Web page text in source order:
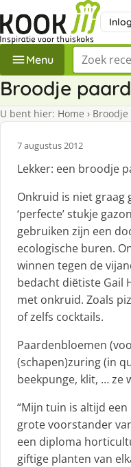
Menu Zoek een
Broodje
U bent hier: Home ›
7 augustus 2012
Lekker: een broodje
Onkruid is niet graag
‘perfecte’ stukje
gebruiken zijn een
ecologische buren.
winnen tegen de
bedacht diëtiste Gail
met onkruid. Zoals
of zelfs cocktails.
Paardenbloemen
(schapen)zuring (in
beekpunge, klit, … ze
“Mijn tuin is altijd
grote voorstander
een diploma
giftige planten van